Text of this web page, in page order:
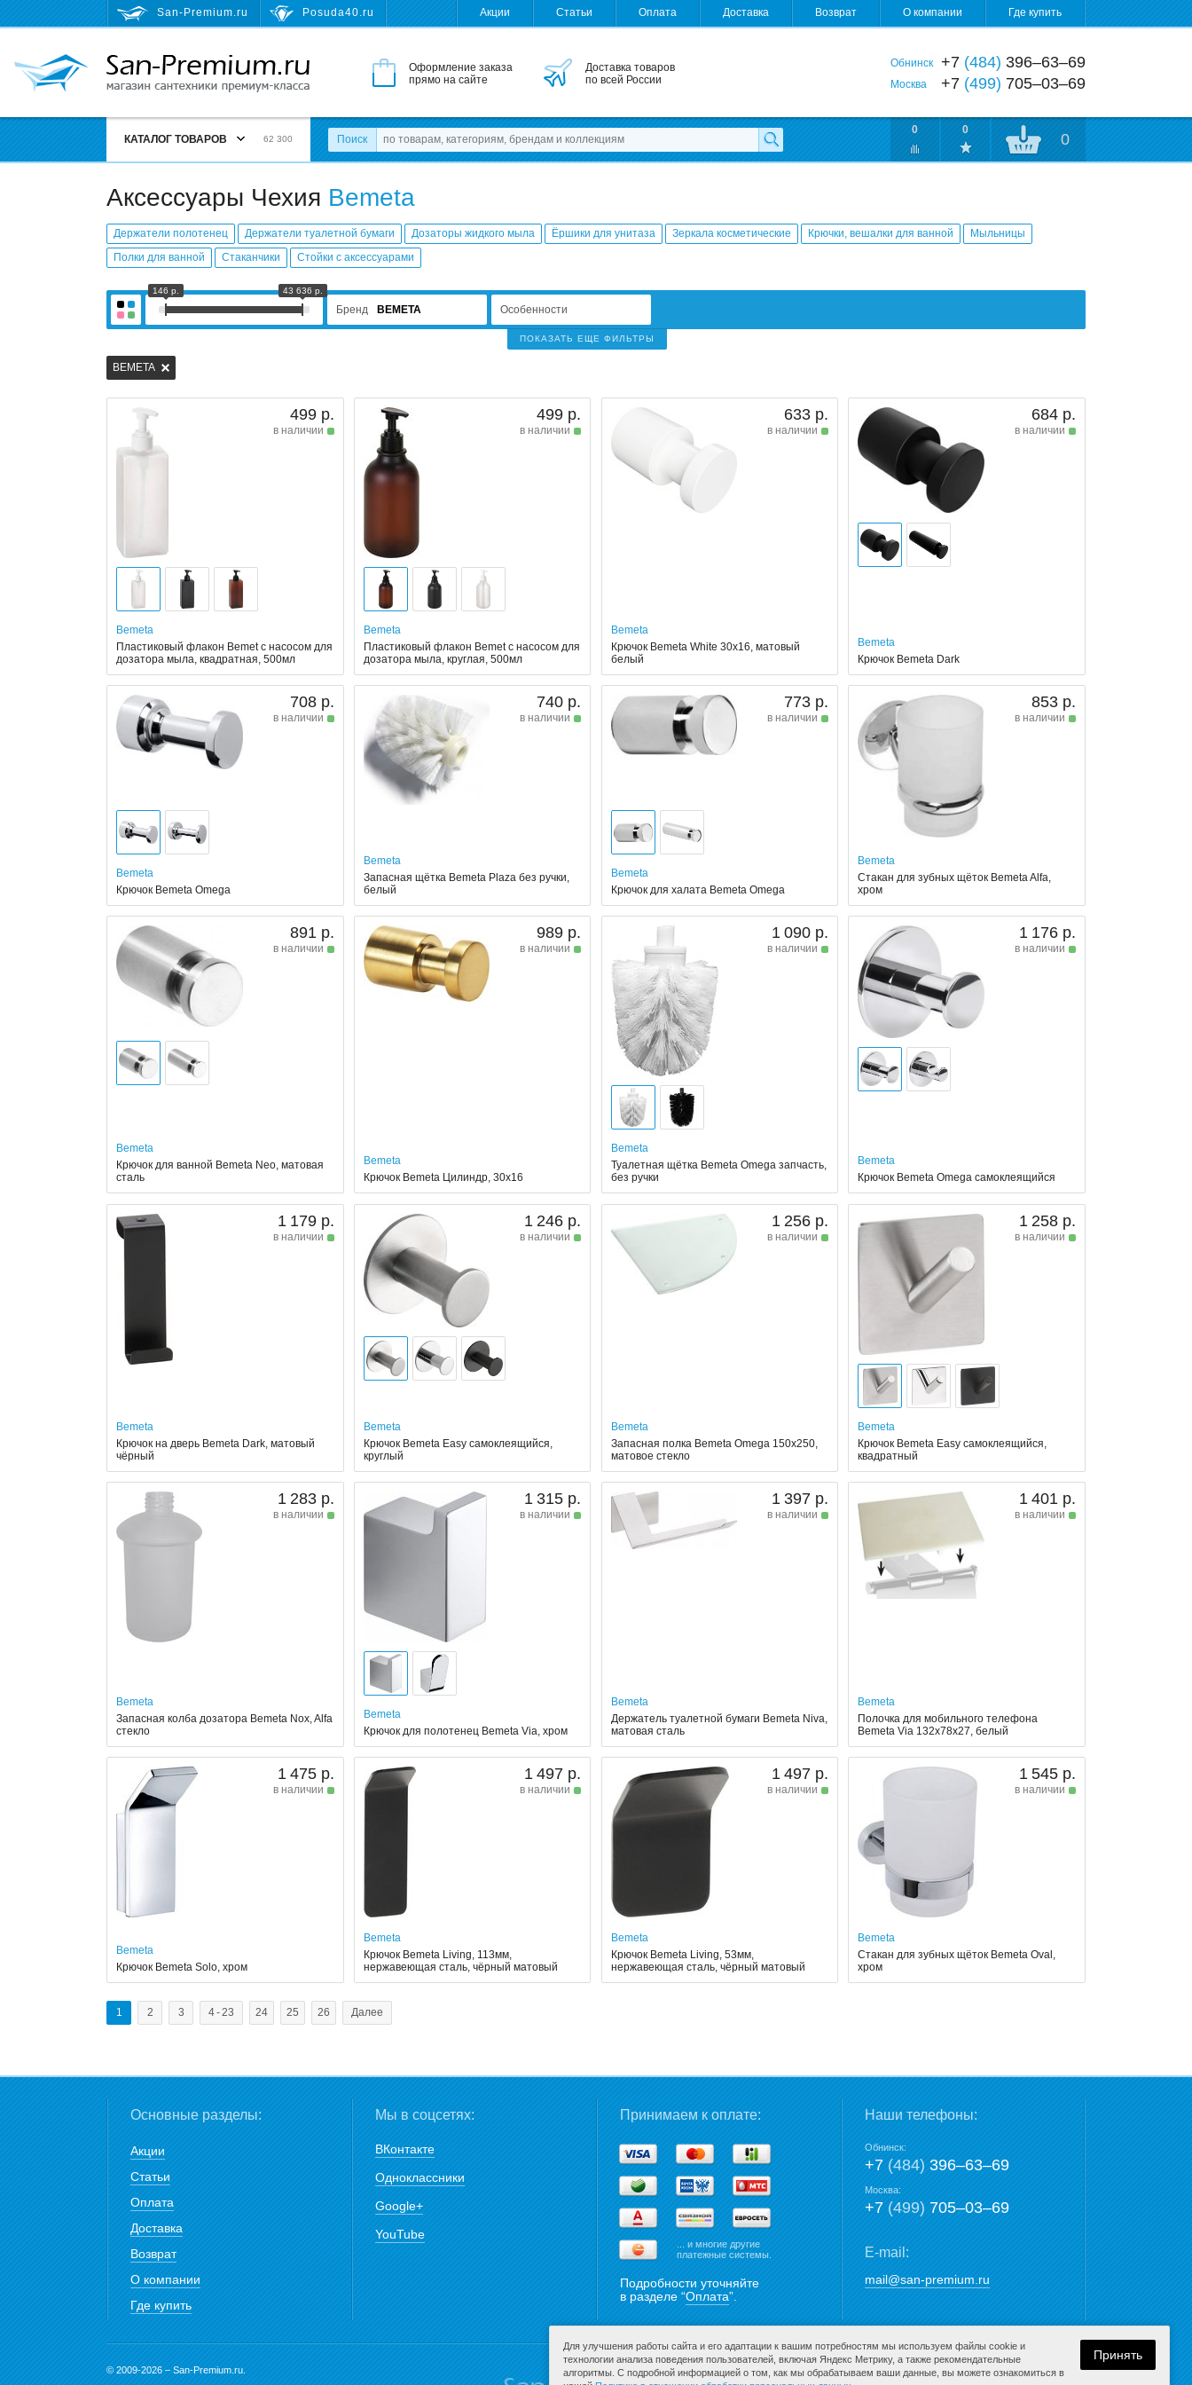
San-Premium.ru Posuda40.ru Акции Статьи Оплата Доставка Возврат О компании Где купить
Оформление заказа
прямо на сайте
Доставка товаров
по всей России
Обнинск +7 (484) 396‒63‒69
Москва +7 (499) 705‒03‒69
КАТАЛОГ ТОВАРОВ 62 300 Поиск
0 0
0
Аксессуары Чехия Bemeta
Держатели полотенец Держатели туалетной бумаги Дозаторы жидкого мыла Ёршики для унитаза Зеркала косметические Крючки, вешалки для ванной
Мыльницы
Полки для ванной
Стаканчики Стойки с аксессуарами
146 р. 43 636 р.
Бренд BEMETA Особенности
ПОКАЗАТЬ ЕЩЕ ФИЛЬТРЫ
BEMETA
499 р.
в наличии
Bemeta
Пластиковый флакон Bemet с насосом для
дозатора мыла, квадратная, 500мл
499 р.
в наличии
Bemeta
Пластиковый флакон Bemet с насосом для
дозатора мыла, круглая, 500мл
633 р.
в наличии
Bemeta
Крючок Bemeta White 30x16, матовый
белый
684 р.
в наличии
Bemeta
Крючок Bemeta Dark
708 р.
в наличии
Bemeta
Крючок Bemeta Omega
740 р.
в наличии
Bemeta
Запасная щётка Bemeta Plaza без ручки,
белый
773 р.
в наличии
Bemeta
Крючок для халата Bemeta Omega
853 р.
в наличии
Bemeta
Стакан для зубных щёток Bemeta Alfa,
хром
891 р.
в наличии
Bemeta
Крючок для ванной Bemeta Neo, матовая
сталь
989 р.
в наличии
Bemeta
Крючок Bemeta Цилиндр, 30x16
1 090 р.
в наличии
Bemeta
Туалетная щётка Bemeta Omega запчасть,
без ручки
1 176 р.
в наличии
Bemeta
Крючок Bemeta Omega самоклеящийся
1 179 р.
в наличии
Bemeta
Крючок на дверь Bemeta Dark, матовый
чёрный
1 246 р.
в наличии
Bemeta
Крючок Bemeta Easy самоклеящийся,
круглый
1 256 р.
в наличии
Bemeta
Запасная полка Bemeta Omega 150x250,
матовое стекло
1 258 р.
в наличии
Bemeta
Крючок Bemeta Easy самоклеящийся,
квадратный
1 283 р.
в наличии
Bemeta
Запасная колба дозатора Bemeta Nox, Alfa
стекло
1 315 р.
в наличии
Bemeta
Крючок для полотенец Bemeta Via, хром
1 397 р.
в наличии
Bemeta
Держатель туалетной бумаги Bemeta Niva,
матовая сталь
1 401 р.
в наличии
Bemeta
Полочка для мобильного телефона
Bemeta Via 132x78x27, белый
1 475 р.
в наличии
Bemeta
Крючок Bemeta Solo, хром
1 497 р.
в наличии
Bemeta
Крючок Bemeta Living, 113мм,
нержавеющая сталь, чёрный матовый
1 497 р.
в наличии
Bemeta
Крючок Bemeta Living, 53мм,
нержавеющая сталь, чёрный матовый
1 545 р.
в наличии
Bemeta
Стакан для зубных щёток Bemeta Oval,
хром
1 2 3 4 - 23 24 25 26 Далее
Основные разделы:
Акции
Статьи
Оплата
Доставка
Возврат
О компании
Где купить
Мы в соцсетях:
ВКонтакте
Одноклассники
Google+
YouTube
Принимаем к оплате:
... и многие другие
платежные системы.
Подробности уточняйте
в разделе “Оплата”.
Наши телефоны:
Обнинск:
+7(484)396‒63‒69
Москва:
+7(499)705‒03‒69
E-mail:
mail@san-premium.ru
© 2009-2026 – San-Premium.ru.
Разработка сайта:
Для улучшения работы сайта и его адаптации к вашим потребностям мы используем файлы cookie и
технологии анализа поведения пользователей, включая Яндекс Метрику, а также рекомендательные
алгоритмы. С подробной информацией о том, как мы обрабатываем ваши данные, вы можете ознакомиться в
Принять